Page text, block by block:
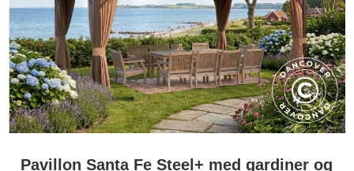
Pavillon Santa Fe Steel+ med gardiner og